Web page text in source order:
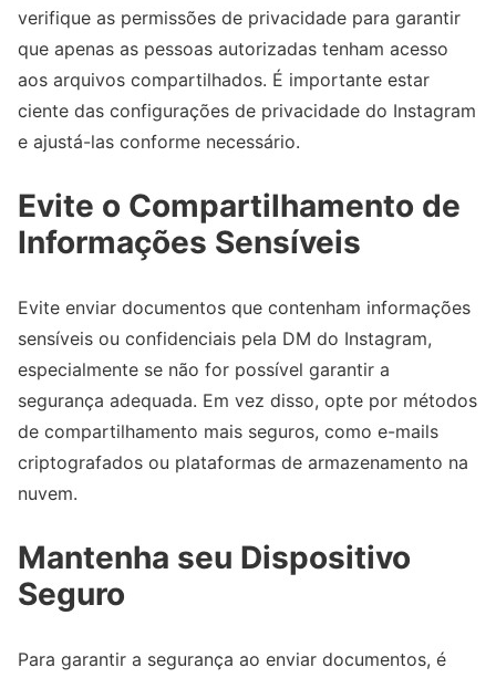
verifique as permissões de privacidade para garantir
que apenas as pessoas autorizadas tenham acesso
aos arquivos compartilhados. É importante estar
ciente das configurações de privacidade do Instagram
e ajustá-las conforme necessário.
Evite o Compartilhamento de
Informações Sensíveis
Evite enviar documentos que contenham informações
sensíveis ou confidenciais pela DM do Instagram,
especialmente se não for possível garantir a
segurança adequada. Em vez disso, opte por métodos
de compartilhamento mais seguros, como e-mails
criptografados ou plataformas de armazenamento na
nuvem.
Mantenha seu Dispositivo
Seguro
Para garantir a segurança ao enviar documentos, é